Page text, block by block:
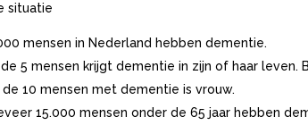
situatie
mensen in Nederland hebben dementie.
5 mensen krijgt dementie in zijn of haar leven.
10 mensen met dementie is vrouw.
15.000 mensen onder de 65 jaar hebben